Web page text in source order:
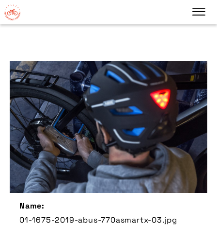
Name:
01-1675-2019-abus-770asmartx-03.jpg